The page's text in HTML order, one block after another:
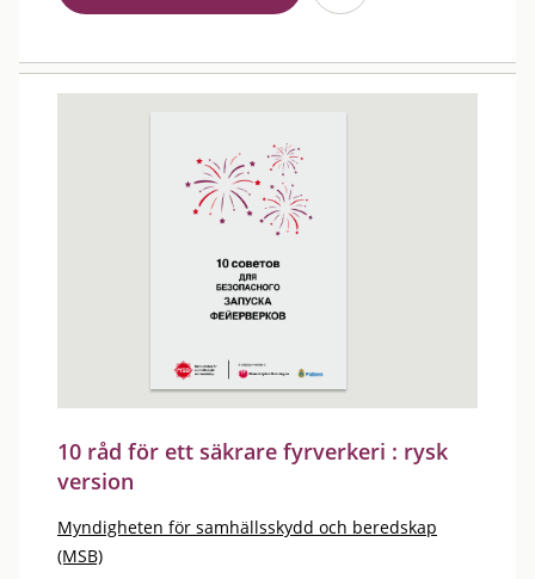
10 råd för ett säkrare fyrverkeri : rysk
version
Myndigheten för samhällsskydd och beredskap
(MSB)